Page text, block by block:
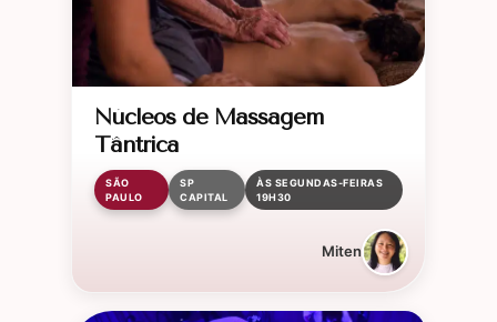
Núcleos de Massagem
Tântrica
SÃO
PAULO
SP
CAPITAL
ÀS SEGUNDAS-FEIRAS
19H30
Miten